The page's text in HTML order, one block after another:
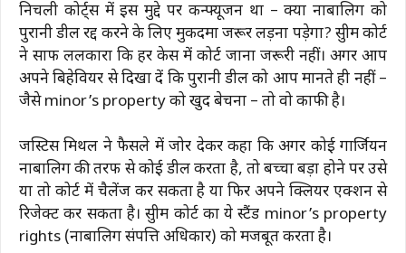
निचली कोर्ट्स में इस मुद्दे पर कन्फ्यूजन था – क्या नाबालिग को
पुरानी डील रद्द करने के लिए मुकदमा जरूर लड़ना पड़ेगा? सुप्रीम कोर्ट
ने साफ ललकारा कि हर केस में कोर्ट जाना जरूरी नहीं। अगर आप
अपने बिहेवियर से दिखा दें कि पुरानी डील को आप मानते ही नहीं –
जैसे minor’s property को खुद बेचना – तो वो काफी है।
जस्टिस मिथल ने फैसले में जोर देकर कहा कि अगर कोई गार्जियन
नाबालिग की तरफ से कोई डील करता है, तो बच्चा बड़ा होने पर उसे
या तो कोर्ट में चैलेंज कर सकता है या फिर अपने क्लियर एक्शन से
रिजेक्ट कर सकता है। सुप्रीम कोर्ट का ये स्टैंड minor’s property
rights (नाबालिग संपत्ति अधिकार) को मजबूत करता है।